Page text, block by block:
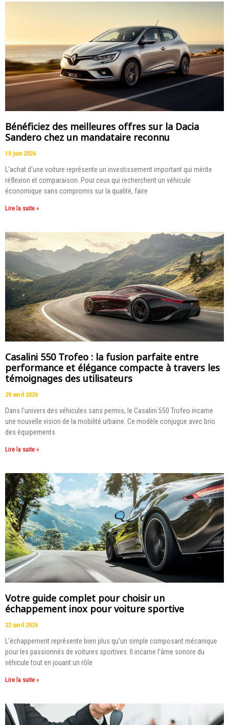
Bénéficiez des meilleures offres sur la Dacia
Sandero chez un mandataire reconnu
10 juin 2026
L'achat d'une voiture représente un investissement important qui mérite
réflexion et comparaison. Pour ceux qui recherchent un véhicule
économique sans compromis sur la qualité, faire
Lire la suite »
Casalini 550 Trofeo : la fusion parfaite entre
performance et élégance compacte à travers les
témoignages des utilisateurs
29 avril 2026
Dans l'univers des véhicules sans permis, le Casalini 550 Trofeo incarne
une nouvelle vision de la mobilité urbaine. Ce modèle conjugue avec brio
des équipements
Lire la suite »
Votre guide complet pour choisir un
échappement inox pour voiture sportive
22 avril 2026
L’échappement représente bien plus qu’un simple composant mécanique
pour les passionnés de voitures sportives. Il incarne l’âme sonore du
véhicule tout en jouant un rôle
Lire la suite »